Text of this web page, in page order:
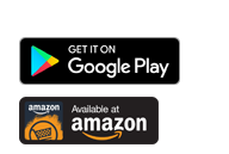
Android
App
on
Google
Available
at